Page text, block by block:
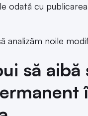
odată cu
analizăm noile
să aibă